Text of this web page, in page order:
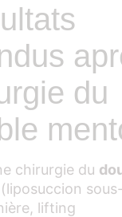
du
chirurgie du
(liposuccion sous-
lifting